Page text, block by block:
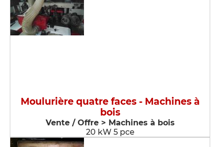
Moulurière quatre faces - Machines à
bois
Vente / Offre > Machines à bois
20 kW 5 pce